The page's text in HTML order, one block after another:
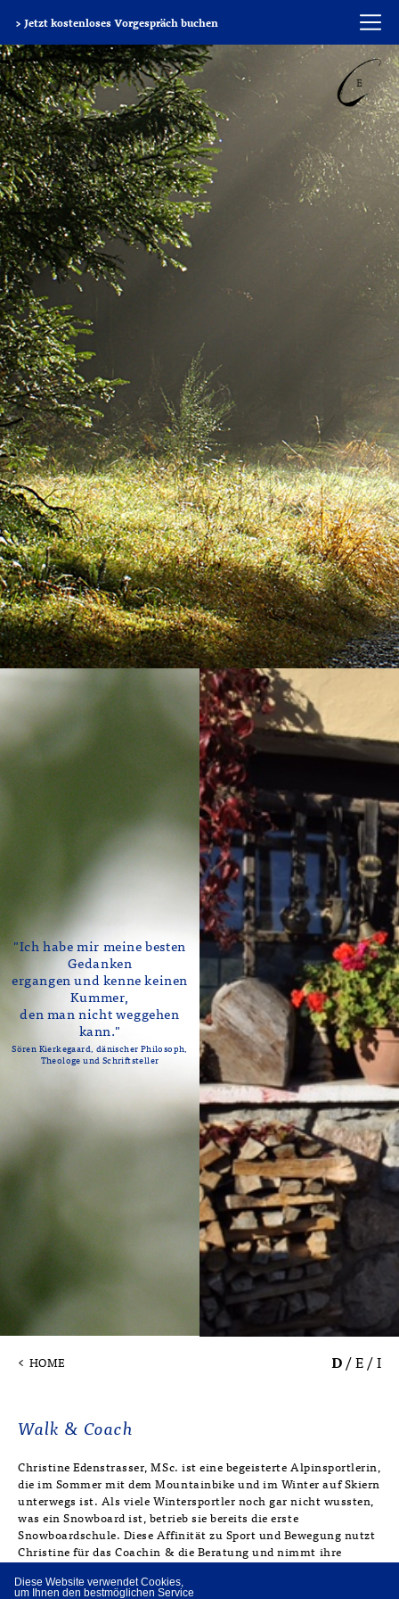
Diese Website verwendet Cookies,
um Ihnen den bestmöglichen Service
"Ich habe mir meine besten
Gedanken
ergangen und kenne keinen
Kummer,
den man nicht weggehen
kann."
Sören Kierkegaard, dänischer Philosoph,
Theologe und Schriftsteller
> Jetzt kostenloses Vorgespräch buchen
D/E/I
< HOME
Walk & Coach
Christine Edenstrasser, MSc. ist eine begeisterte Alpinsportlerin,
die im Sommer mit dem Mountainbike und im Winter auf Skiern
unterwegs ist. Als viele Wintersportler noch gar nicht wussten,
was ein Snowboard ist, betrieb sie bereits die erste
Snowboardschule. Diese Affinität zu Sport und Bewegung nutzt
Christine für das Coachin & die Beratung und nimmt ihre
Klienten auf Wunsch mit zum „Walk & Coach“.